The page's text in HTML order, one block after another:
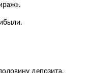
депозита.